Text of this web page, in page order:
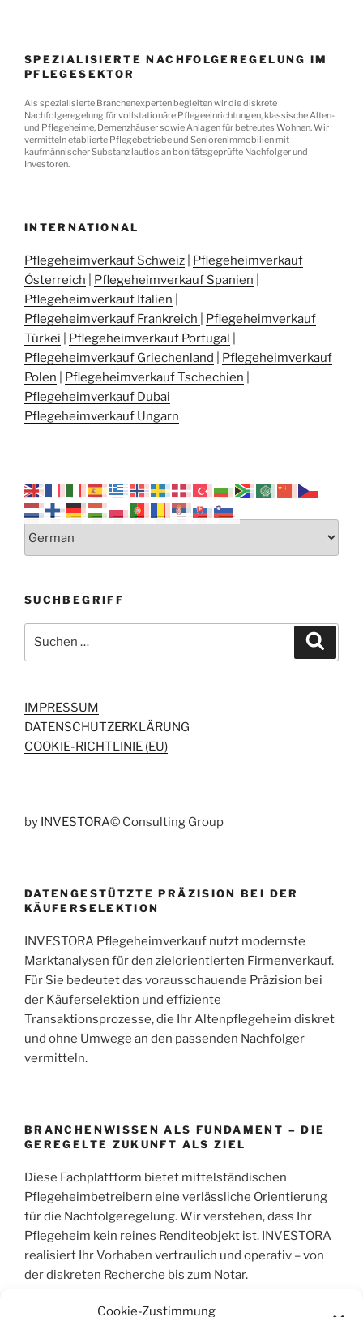
Cookie-Zustimmung
SPEZIALISIERTE NACHFOLGEREGELUNG IM
PFLEGESEKTOR
Als spezialisierte Branchenexperten begleiten wir die diskrete
Nachfolgeregelung für vollstationäre Pflegeeinrichtungen, klassische Alten-
und Pflegeheime, Demenzhäuser sowie Anlagen für betreutes Wohnen. Wir
vermitteln etablierte Pflegebetriebe und Seniorenimmobilien mit
kaufmännischer Substanz lautlos an bonitätsgeprüfte Nachfolger und
Investoren.
INTERNATIONAL
Pflegeheimverkauf Schweiz
Pflegeheimverkauf
Österreich
Pflegeheimverkauf Spanien
Pflegeheimverkauf Italien
Pflegeheimverkauf Frankreich
Pflegeheimverkauf
Türkei
Pflegeheimverkauf Portugal
Pflegeheimverkauf Griechenland
Pflegeheimverkauf
Polen
Pflegeheimverkauf Tschechien
Pflegeheimverkauf Dubai
Pflegeheimverkauf Ungarn
SUCHBEGRIFF
nach:
IMPRESSUM
DATENSCHUTZERKLÄRUNG
COOKIE-RICHTLINIE (EU)
by INVESTORA© Consulting Group
DATENGESTÜTZTE PRÄZISION BEI DER
KÄUFERSELEKTION
INVESTORA Pflegeheimverkauf nutzt modernste
Marktanalysen für den zielorientierten Firmenverkauf.
Für Sie bedeutet das vorausschauende Präzision bei
der Käuferselektion und effiziente
Transaktionsprozesse, die Ihr Altenpflegeheim diskret
und ohne Umwege an den passenden Nachfolger
vermitteln.
BRANCHENWISSEN ALS FUNDAMENT – DIE
GEREGELTE ZUKUNFT ALS ZIEL
Diese Fachplattform bietet mittelständischen
Pflegeheimbetreibern eine verlässliche Orientierung
für die Nachfolgeregelung. Wir verstehen, dass Ihr
Pflegeheim kein reines Renditeobjekt ist. INVESTORA
realisiert Ihr Vorhaben vertraulich und operativ – von
der diskreten Recherche bis zum Notar.